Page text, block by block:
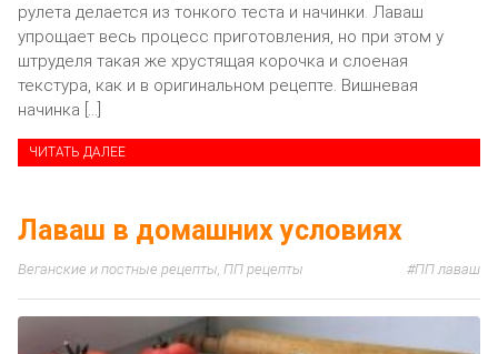
рулета делается из тонкого теста и начинки. Лаваш
упрощает весь процесс приготовления, но при этом у
штруделя такая же хрустящая корочка и слоеная
текстура, как и в оригинальном рецепте. Вишневая
начинка […]
ЧИТАТЬ ДАЛЕЕ
Лаваш в домашних условиях
Веганские и постные рецепты ПП рецепты ПП лаваш